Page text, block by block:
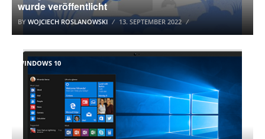
wurde veröffentlicht
BY WOJCIECH ROSLANOWSKI 13. SEPTEMBER 2022
WINDOWS 10